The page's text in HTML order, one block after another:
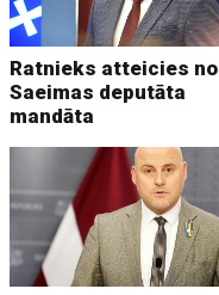
Ratnieks atteicies no
Saeimas deputāta
mandāta